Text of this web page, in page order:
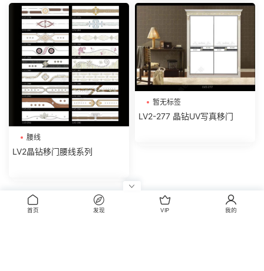
腰线
LV2晶钻移门腰线系列
暂无标签
LV2-277 晶钻UV写真移门
评论
首页 发现 VIP 我的